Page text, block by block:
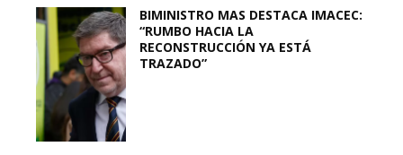
BIMINISTRO MAS DESTACA IMACEC:
“RUMBO HACIA LA
RECONSTRUCCIÓN YA ESTÁ
TRAZADO”